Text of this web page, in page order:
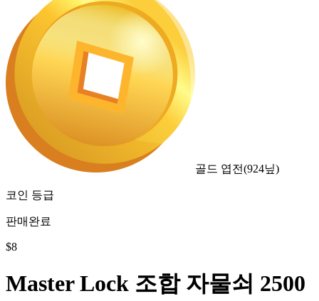
골드 엽전(924닢)
코인 등급
판매완료
$8
Master Lock 조합 자물쇠 2500